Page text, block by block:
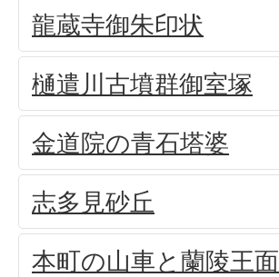
龍蔵寺御朱印状
樋遣川古墳群御室塚
金道院の青石塔婆
志多見砂丘
本町の山車と蘭陵王面